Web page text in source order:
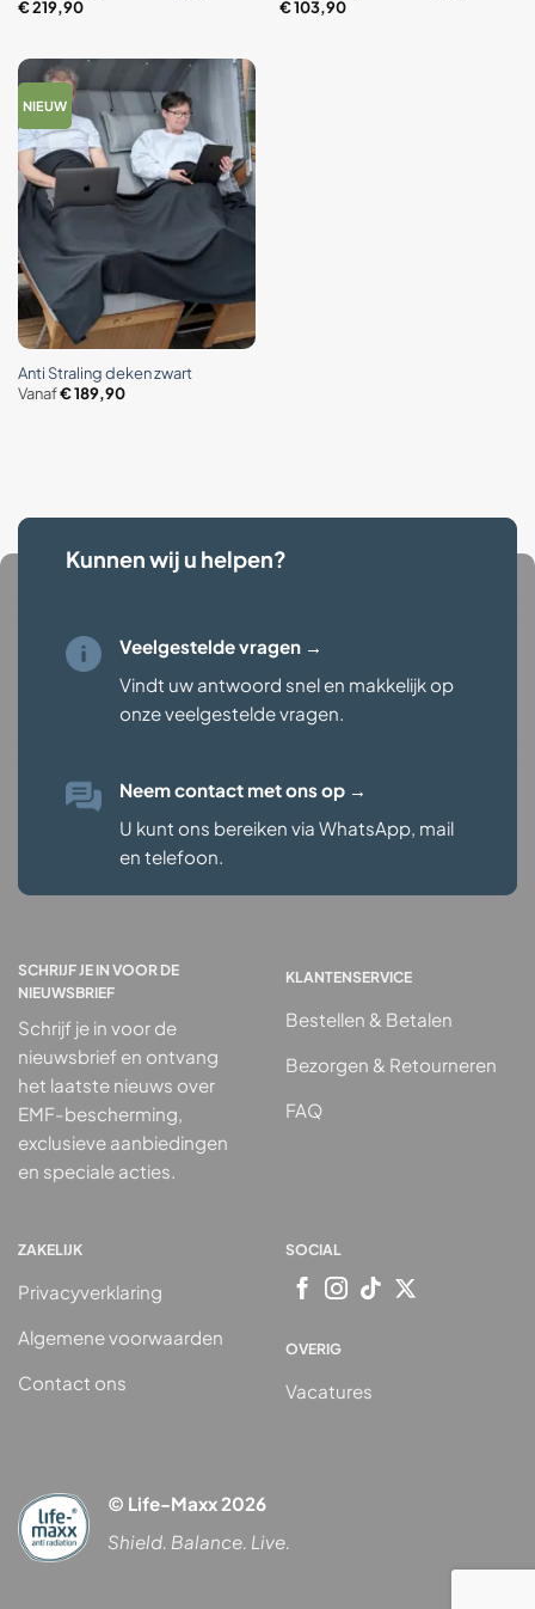
€219,90
€103,90
NIEUW
Anti Straling deken zwart
Vanaf€189,90
Kunnen wij u helpen?
Veelgestelde vragen →
Vindt uw antwoord snel en makkelijk op
onze veelgestelde vragen.
Neem contact met ons op →
U kunt ons bereiken via WhatsApp, mail
en telefoon.
SCHRIJF JE IN VOOR DE
NIEUWSBRIEF
Schrijf je in voor de
nieuwsbrief en ontvang
het laatste nieuws over
EMF-bescherming,
exclusieve aanbiedingen
en speciale acties.
KLANTENSERVICE
Bestellen & Betalen
Bezorgen & Retourneren
FAQ
ZAKELIJK
Privacyverklaring
Algemene voorwaarden
Contact ons
SOCIAL
OVERIG
Vacatures
© Life-Maxx 2026
Shield. Balance. Live.